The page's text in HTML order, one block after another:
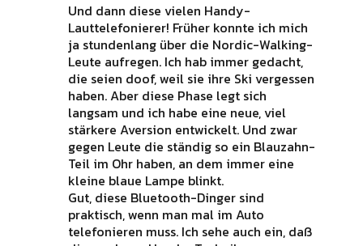
Und dann diese vielen Handy-
Lauttelefonierer! Früher konnte ich mich
ja stundenlang über die Nordic-Walking-
Leute aufregen. Ich hab immer gedacht,
die seien doof, weil sie ihre Ski vergessen
haben. Aber diese Phase legt sich
langsam und ich habe eine neue, viel
stärkere Aversion entwickelt. Und zwar
gegen Leute die ständig so ein Blauzahn-
Teil im Ohr haben, an dem immer eine
kleine blaue Lampe blinkt.
Gut, diese Bluetooth-Dinger sind
praktisch, wenn man mal im Auto
telefonieren muss. Ich sehe auch ein, daß